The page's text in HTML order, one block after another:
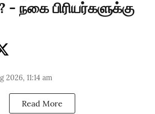
நகை பிரியர்களுக்கு
2026, 11:14 am
Read More